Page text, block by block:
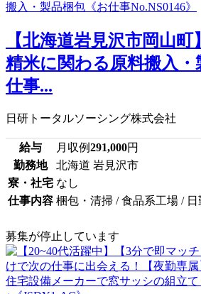
【北海道岩見沢市岡山町
精米に関わる原料搬入・
仕事...
日研トータルソーシング株式会社
給与 月収例291,000円
勤務地
北海道 岩見沢市
寮・社宅 なし
仕事内容 梱包・清掃 / 食品系工場 / 日
募集が停止しています